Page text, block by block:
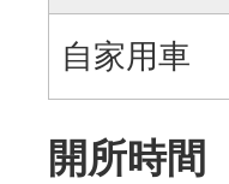
自家用車
開所時間